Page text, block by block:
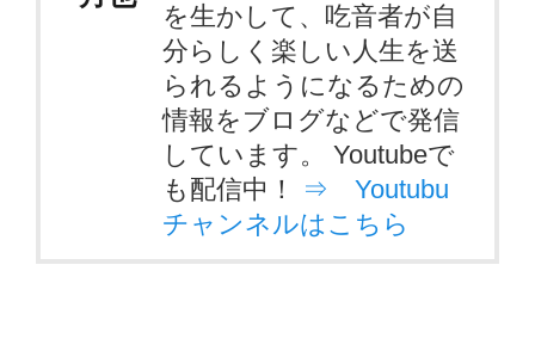
を生かして、吃音者が自
分らしく楽しい人生を送
られるようになるための
情報をブログなどで発信
しています。 Youtubeで
も配信中！
⇒ Youtubu
チャンネルはこちら